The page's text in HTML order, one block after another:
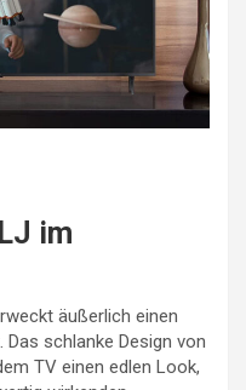
im
äußerlich einen
schlanke Design von
TV einen edlen Look,